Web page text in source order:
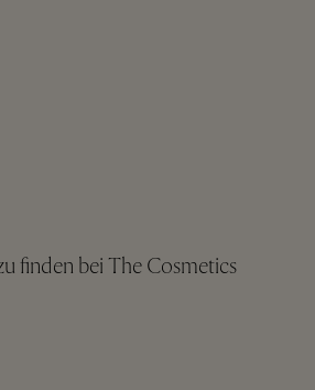
finden bei The Cosmetics